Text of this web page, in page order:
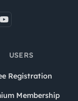
USERS
Registration
Membership